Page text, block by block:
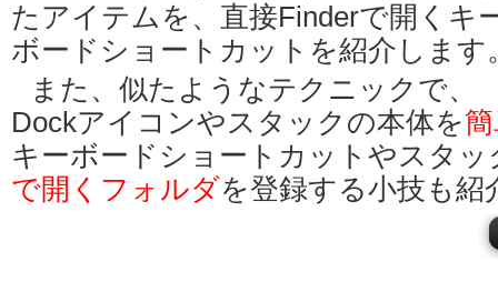
たアイテムを、直接Finderで開くキ
ボードショートカットを紹介します
また、似たようなテクニックで、
Dockアイコンやスタックの本体を
キーボードショートカットやスタッ
で開くフォルダを登録する小技も紹